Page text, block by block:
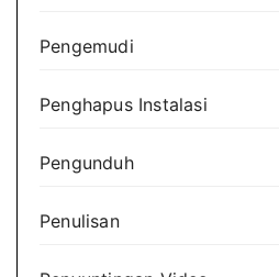
Pengemudi
Penghapus Instalasi
Pengunduh
Penulisan